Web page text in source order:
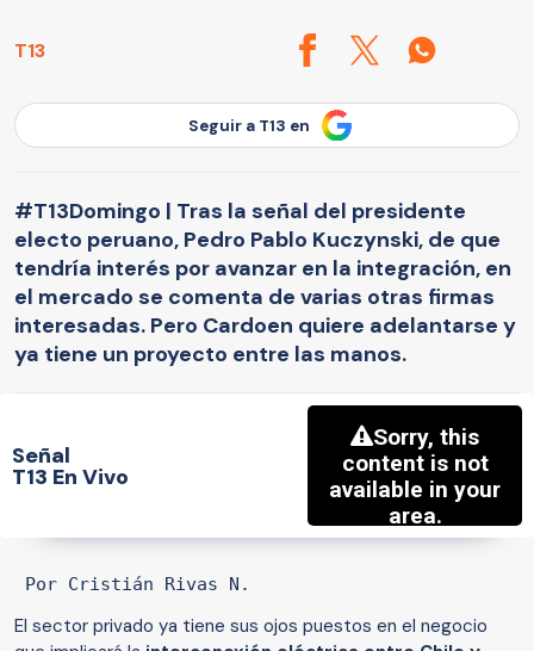
T13
Seguir a T13 en
#T13Domingo | Tras la señal del presidente
electo peruano, Pedro Pablo Kuczynski, de que
tendría interés por avanzar en la integración, en
el mercado se comenta de varias otras firmas
interesadas. Pero Cardoen quiere adelantarse y
ya tiene un proyecto entre las manos.
Señal
T13 En Vivo
Por Cristián Rivas N.
El sector privado ya tiene sus ojos puestos en el negocio